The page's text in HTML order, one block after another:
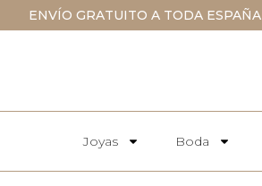
ENVÍO GRATUITO A TODA ESPAÑA
Joyas Boda